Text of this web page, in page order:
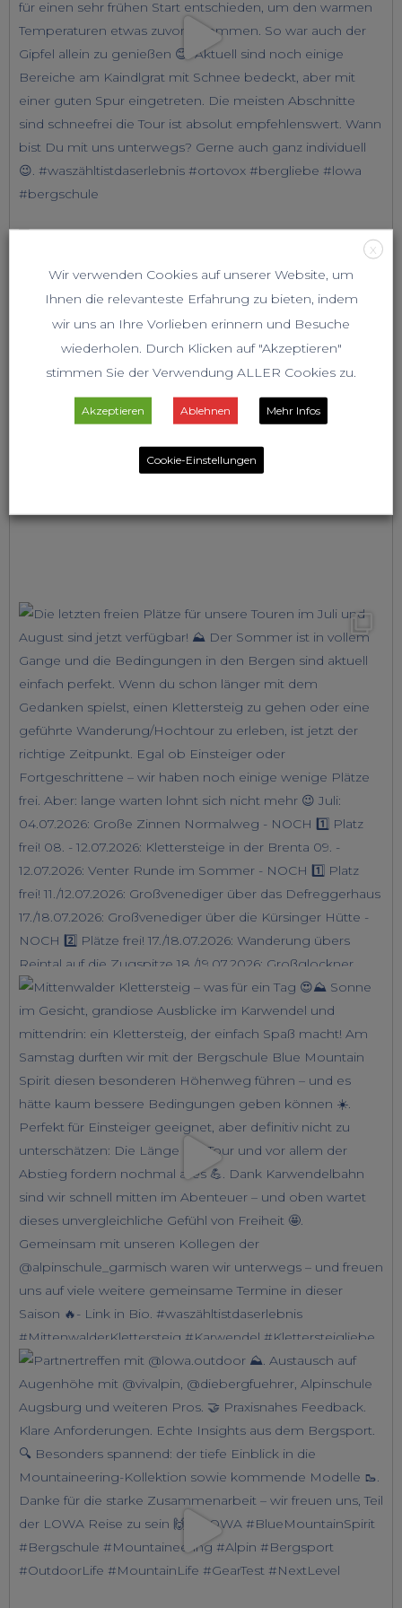
X
Wir verwenden Cookies auf unserer Website, um
Ihnen die relevanteste Erfahrung zu bieten, indem
wir uns an Ihre Vorlieben erinnern und Besuche
wiederholen. Durch Klicken auf "Akzeptieren"
stimmen Sie der Verwendung ALLER Cookies zu.
Akzeptieren Ablehnen Mehr Infos
Cookie-Einstellungen